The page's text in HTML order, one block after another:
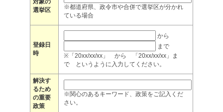
対象の
選挙区
※都道府県、政令市や合併で選挙区が分かれ
ている場合
登録日
時
から
まで
※「20xx/xx/xx」 から 「20xx/xx/xx」ま
で というように入力してください。
解決す
るため
の重要
政策
※関心のあるキーワード、政策をご記入くだ
さい。